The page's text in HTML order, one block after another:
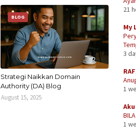
BLOG
Strategi Naikkan Domain
Authority (DA) Blog
August 15, 2025
21
My
3
1
1